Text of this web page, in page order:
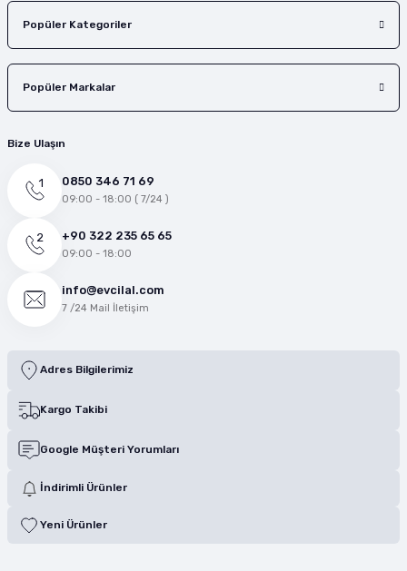
Popüler Kategoriler
Popüler Markalar
Bize Ulaşın
0850 346 71 69
09:00 - 18:00 ( 7/24 )
+90 322 235 65 65
09:00 - 18:00
info@evcilal.com
7 /24 Mail İletişim
Adres Bilgilerimiz
Kargo Takibi
Google Müşteri Yorumları
İndirimli Ürünler
Yeni Ürünler